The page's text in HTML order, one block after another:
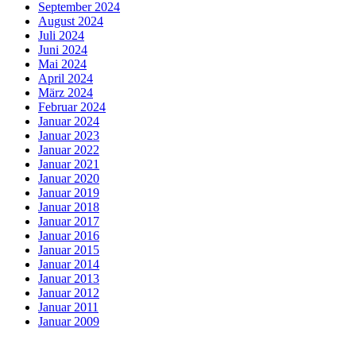
September 2024
August 2024
Juli 2024
Juni 2024
Mai 2024
April 2024
März 2024
Februar 2024
Januar 2024
Januar 2023
Januar 2022
Januar 2021
Januar 2020
Januar 2019
Januar 2018
Januar 2017
Januar 2016
Januar 2015
Januar 2014
Januar 2013
Januar 2012
Januar 2011
Januar 2009